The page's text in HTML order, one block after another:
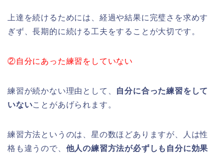
上達を続けるためには、経過や結果に完璧さを求めす
ぎず、長期的に続ける工夫をすることが大切です。
②自分にあった練習をしていない
練習が続かない理由として、 自分に合った練習をして
いないことがあげられます。
練習方法というのは、星の数ほどありますが、人は性
格も違うので、 他人の練習方法が必ずしも自分に効果